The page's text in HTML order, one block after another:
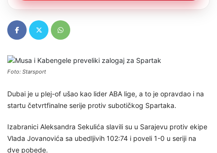
Foto: Starsport
Dubai je u plej-of ušao kao lider ABA lige, a to je opravdao i na
startu četvrtfinalne serije protiv subotičkog Spartaka.
Izabranici Aleksandra Sekulića slavili su u Sarajevu protiv ekipe
Vlada Jovanovića sa ubedljivih 102:74 i poveli 1-0 u seriji na
dve pobede.